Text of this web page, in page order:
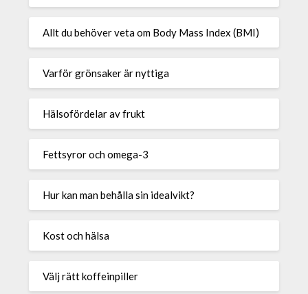
Allt du behöver veta om Body Mass Index (BMI)
Varför grönsaker är nyttiga
Hälsofördelar av frukt
Fettsyror och omega-3
Hur kan man behålla sin idealvikt?
Kost och hälsa
Välj rätt koffeinpiller